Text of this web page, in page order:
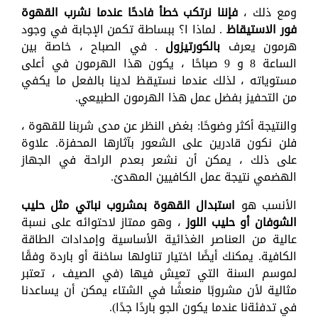
ومع ذلك ، فإننا نرتكب خطأ فادحًا عندما نشرب القهوة
فور الاستيقاظ. لماذا ا؟ ببساطة تكمن الإجابة في وجود
هرمون يعرف بالكورتيزول . في الصباح ، خاصة بين
الساعة 8 و 9 صباحًا ، يكون هذا الهرمون في أعلى
مستوياته ، لذلك عندما نستيقظ لدينا بالفعل ما يكفي
من التحفيز بفضل عمل هذا الهرمون الطبيعي.
والنتيجة أكثر وضوحًا: بغض النظر عن مدى شربنا للقهوة ،
فلن نكون قادرين على الشعور بآثارها المحفزة. علاوة
على ذلك ، يمكن أن نشعر بعدم الراحة في الجهاز
الهضمي نتيجة عمل الكافيين المهدئ.
الأنسب هو استبدال القهوة بمشروب نباتي مثل حليب
الشوفان أو حليب اللوز، وهو ممتاز لاحتوائه على نسبة
عالية من العناصر الغذائية الأساسية وإمدادات الطاقة
الكافية. يمكنك أيضًا اختيار تناولها ساخنة أو باردة وفقًا
لموسم السنة التي تعيش فيها (في الصيف ، تعتبر
مثالية لأن مشروبًا منعشًا في الشتاء يمكن أن يساعدنا
في تدفئةنا عندما يكون الجو باردًا جدًا).